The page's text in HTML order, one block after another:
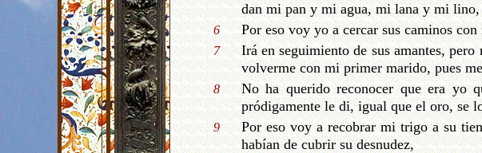
dan mi pan y mi agua, mi lana y mi
6 Por eso voy yo a cercar sus caminos
7
Irá en seguimiento de sus amantes,
volverme con mi primer marido, pues
8
No ha querido reconocer que era
pródigamente le di, igual que el oro, se
9
Por eso voy a recobrar mi trigo a su
habían de cubrir su desnudez,